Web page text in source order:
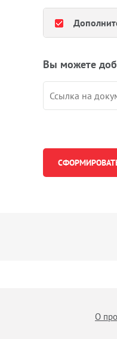
Вы можете
О